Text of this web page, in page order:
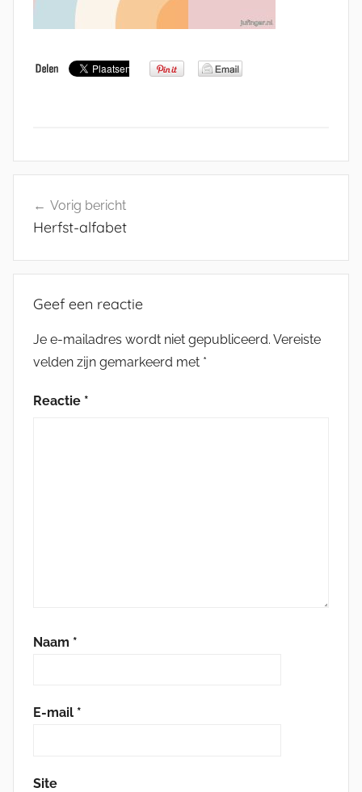
navigatie
Vorig bericht
Herfst-alfabet
Geef een reactie
Je e-mailadres wordt niet gepubliceerd. Vereiste
velden zijn gemarkeerd met *
Reactie *
Naam *
E-mail *
Site